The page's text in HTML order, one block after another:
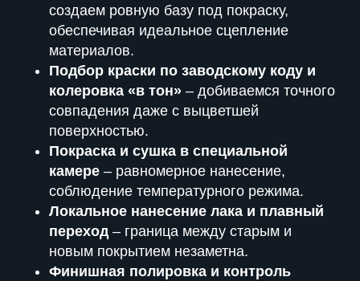
создаем ровную базу под покраску,
обеспечивая идеальное сцепление
материалов.
Подбор краски по заводскому коду и
колеровка «в тон» – добиваемся точного
совпадения даже с выцветшей
поверхностью.
Покраска и сушка в специальной
камере – равномерное нанесение,
соблюдение температурного режима.
Локальное нанесение лака и плавный
переход – граница между старым и
новым покрытием незаметна.
Финишная полировка и контроль